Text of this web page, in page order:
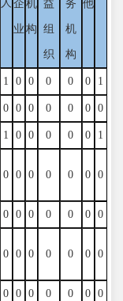
人 企
业
机
构
益
组
织
务
机
构
他
1 0 0 0 0 0 1
0 0 0 0 0 0 0
1 0 0 0 0 0 1
0 0 0 0 0 0 0
0 0 0 0 0 0 0
0 0 0 0 0 0 0
0 0 0 0 0 0 0